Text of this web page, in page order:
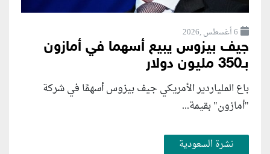
6 أغسطس ,2026
جيف بيزوس يبيع أسهما في أمازون
بـ350 مليون دولار
باع الملياردير الأمريكي جيف بيزوس أسهمًا في شركة
"أمازون" بقيمة...
نشرة السعودية